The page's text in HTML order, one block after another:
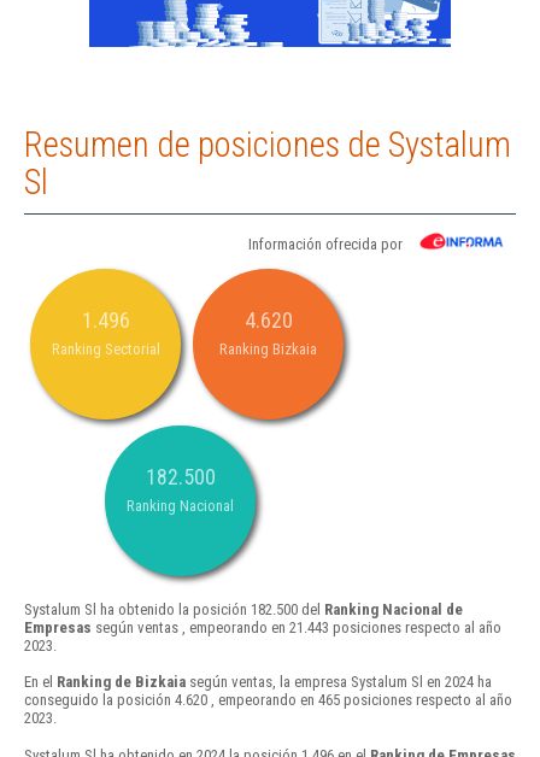
Resumen de posiciones de Systalum
Sl
Información ofrecida por
1.496
Ranking Sectorial
4.620
Ranking Bizkaia
182.500
Ranking Nacional
Systalum Sl ha obtenido la posición 182.500 del Ranking Nacional de
Empresas según ventas , empeorando en 21.443 posiciones respecto al año
2023.
En el Ranking de Bizkaia según ventas, la empresa Systalum Sl en 2024 ha
conseguido la posición 4.620 , empeorando en 465 posiciones respecto al año
2023.